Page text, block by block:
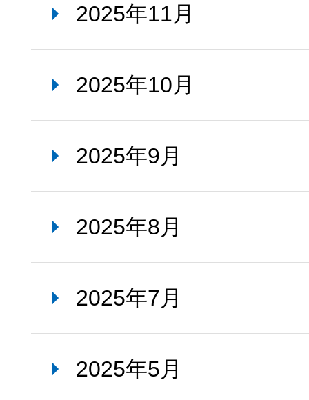
2025年11月
2025年10月
2025年9月
2025年8月
2025年7月
2025年5月